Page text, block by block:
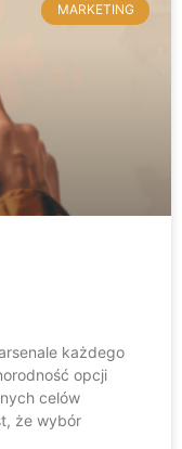
MARKETING
każdego
opcji
celów
że wybór